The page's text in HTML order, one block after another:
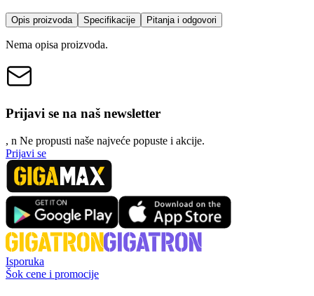
Opis proizvoda Specifikacije Pitanja i odgovori
Nema opisa proizvoda.
Prijavi se na naš newsletter
, n Ne propusti naše najveće popuste i akcije.
Prijavi se
Isporuka
Šok cene i promocije